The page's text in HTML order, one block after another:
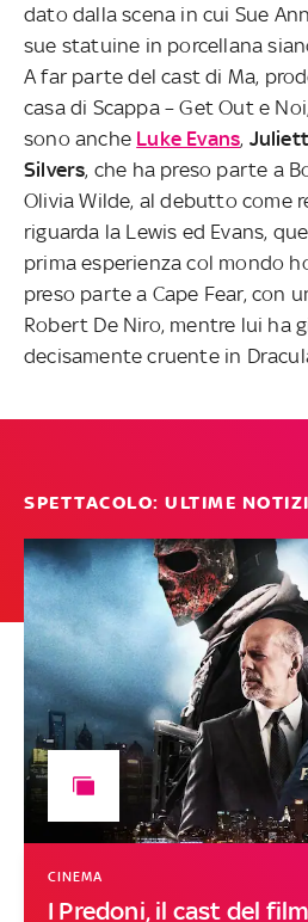
dato dalla scena in cui Sue
sue statuine in porcellana
A far parte del cast di Ma,
casa di Scappa – Get Out e
sono anche Luke Evans,
Silvers, che ha preso parte a
Olivia Wilde, al debutto come
riguarda la Lewis ed Evans,
prima esperienza col mondo
preso parte a Cape Fear, con
Robert De Niro, mentre lui ha
decisamente cruente in
SPETTACOLO: ULTIME
I Predoni, il cast del
CINEMA